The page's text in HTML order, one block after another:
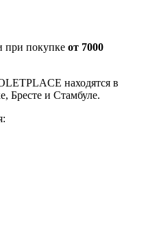
при покупке от 7000
находятся в
Бресте и Стамбуле.